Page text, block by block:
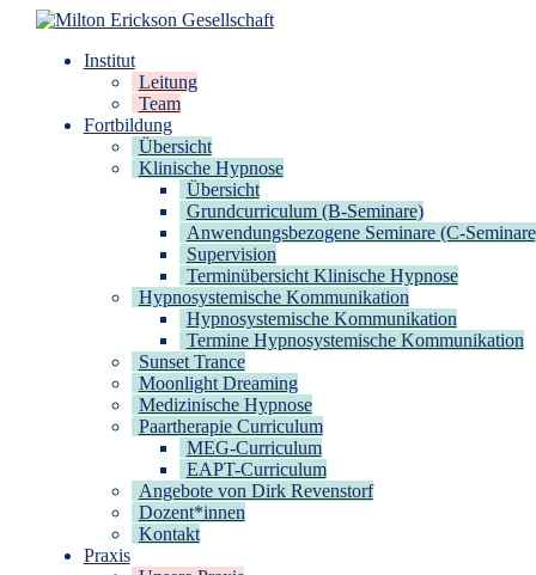
Zum
springenMilton Erickson Gesellschaft
für klinische Hypnose – Regionalstelle Tübingen
Institut
Leitung
Team
Fortbildung
Übersicht
Klinische Hypnose
Übersicht
Grundcurriculum (B-Seminare)
Anwendungsbezogene Seminare (C-
Supervision
Terminübersicht Klinische Hypnose
Hypnosystemische Kommunikation
Hypnosystemische Kommunikation
Termine Hypnosystemische Kommunikation
Sunset Trance
Moonlight Dreaming
Medizinische Hypnose
Paartherapie Curriculum
MEG-Curriculum
EAPT-Curriculum
Angebote von Dirk Revenstorf
Dozent*innen
Kontakt
Praxis